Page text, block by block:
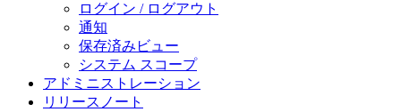
ログイン / ログアウト
通知
保存済みビュー
システム スコープ
アドミニストレーション
リリースノート